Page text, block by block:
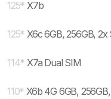
125* X7b
125* X6c 6GB, 256GB, 2x
114* X7a Dual SIM
110* X6b 4G 6GB,